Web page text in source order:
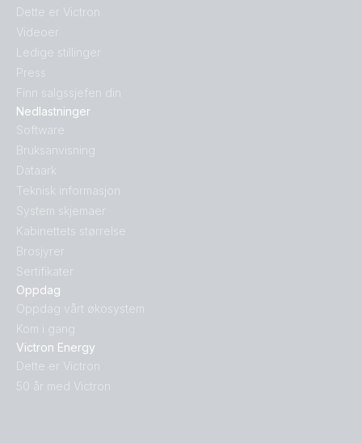
Oppdag
Oppdag vårt økosystem
Kom i gang
Victron Energy
Dette er Victron
50 år med Victron
Nedlastninger
Software
Bruksanvisning
Dataark
Teknisk informasjon
System skjemaer
Kabinettets størrelse
Brosjyrer
Sertifikater
Dette er Victron
Videoer
Ledige stillinger
Press
Finn salgssjefen din